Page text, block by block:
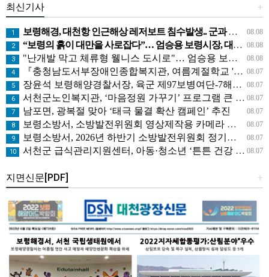
+
최신기사
08.08
1 보령해경, 대천항 인근해상 레저보트 침수발생.. 군과 공조로 전원구조
08.08
2 “보령의 흙이 대만을 사로잡다”… 엄승용 보령시장, 대만 톱 유튜버들과 머드 외교
08.08
3 "난개발 막고 체류형 웰니스 도시로"… 엄승용 보령시장, 청라면 찾아 첫 '주민 대화'
08.07
4 『충청남도서부장애인종합복지관, 여름계절학교 '신나는 여름탐험대' 성료』
08.07
5 장윤석 보령해양경찰서장, 육군 제97보병여단-7해안감시대대 방문… 밀입국 차단 공조 강화
08.07
6 서천군노인복지관, ‘마음정원 가꾸기’ 프로그램 큰 호응
08.07
7 남포면, 광복절 맞아 ‘태극 물결 확산 캠페인’ 추진
08.07
8 보령소방서, 소방발전위원회 영상제작용 카메라 기탁으로 영상 홍보 역량 강화
08.07
9 보령소방서, 2026년 하반기 소방발전위원회 정기회의 개최
08.07
10 서천군 급식관리지원센터, 아동·청소년 ‘튼튼 건강 교실’ 운영
+
지면신문[PDF]